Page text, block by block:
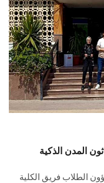
المدن الذكية
الطلاب فريق الكلية